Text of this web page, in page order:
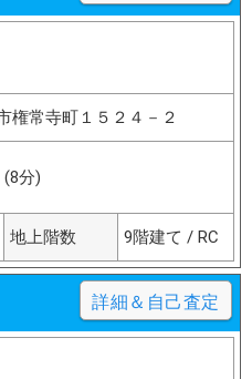
権常寺町１５２４－２
分)
地上階数 9階建て / RC
詳細＆自己査定